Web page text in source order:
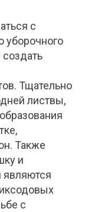
с
уборочного
Тщательно
листвы,
Также
и
являются
с